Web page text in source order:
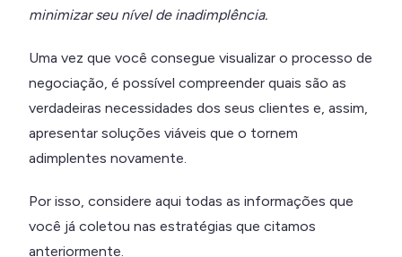
minimizar seu nível de inadimplência.
Uma vez que você consegue visualizar o processo de
negociação, é possível compreender quais são as
verdadeiras necessidades dos seus clientes e, assim,
apresentar soluções viáveis que o tornem
adimplentes novamente.
Por isso, considere aqui todas as informações que
você já coletou nas estratégias que citamos
anteriormente.